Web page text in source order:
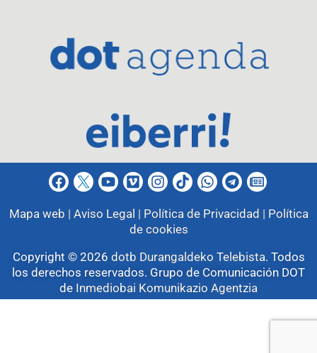
Mapa web | Aviso Legal | Política de Privacidad | Política
de cookies
Copyright © 2026 dotb Durangaldeko Telebista. Todos
los derechos reservados. Grupo de Comunicación DOT
de Inmediobai Komunikazio Agentzia